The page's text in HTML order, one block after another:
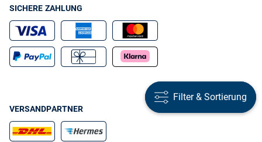
SICHERE ZAHLUNG
VERSANDPARTNER
Filter & Sortierung
Filter & Sortierung